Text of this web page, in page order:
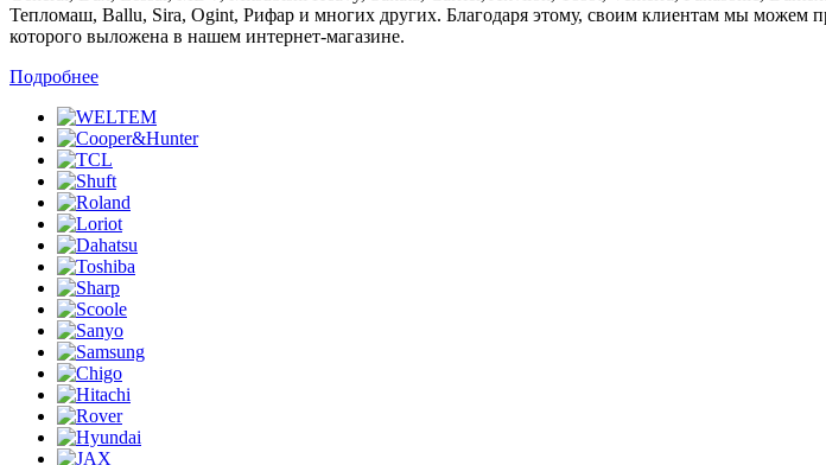
Тепломаш, Ballu, Sira, Ogint, Рифар и многих других. Благодаря этому, своим клиентам мы можем
которого выложена в нашем интернет-магазине.
Подробнее